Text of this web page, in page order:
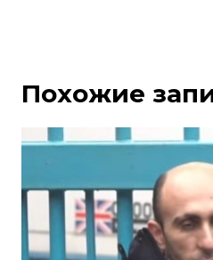
Похожие